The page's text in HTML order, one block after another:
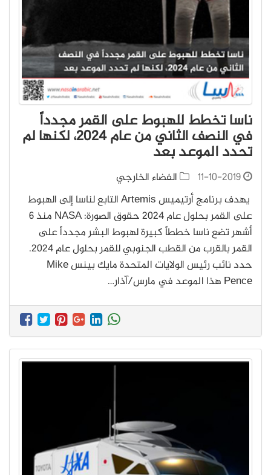
ناسا تخطط للهبوط على القمر مجدداً
في النصف الثاني من عام 2024، لكنها لم
تحدد الموعد بعد
11-10-2019
الفضاء الخارجي
يهدف برنامج أرتيميس Artemis التابع لناسا إلى الهبوط
على القمر بحلول عام 2024 حقوق الصورة: NASA منذ 6
أشهر تضع ناسا خططاً كبيرة لهبوط البشر مجدداً على
القمر بالقرب من القطب الجنوبي للقمر بحلول عام 2024.
حدد نائب رئيس الولايات المتحدة مايك بينس Mike
Pence هذا الموعد في مارس/آذار…